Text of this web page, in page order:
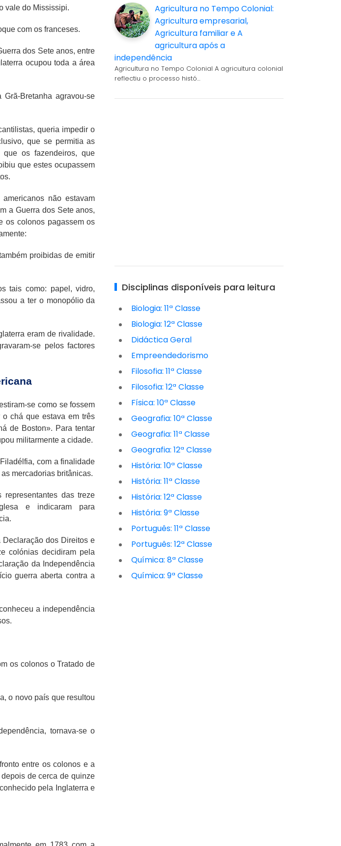
vale do Mississipi.
com os franceses.
dos Sete anos, entre
ocupou toda a área
Bretanha agravou-se
queria impedir o
que se permitia as
os fazendeiros, que
que estes ocupassem
não estavam
a Guerra dos Sete anos,
os colonos pagassem os
proibidas de emitir
tais como: papel, vidro,
a ter o monopólio da
eram de rivalidade.
se pelos factores
se como se fossem
chá que estava em três
de Boston». Para tentar
militarmente a cidade.
com a finalidade
mercadorias britânicas.
das treze
e indicaram para
dos Direitos e
colónias decidiram pela
da Independência
guerra aberta contra a
a independência
os colonos o Tratado de
o novo país que resultou
tornava-se o
entre os colonos e a
de cerca de quinze
pela Inglaterra e
Agricultura no Tempo Colonial:
Agricultura empresarial,
Agricultura familiar e A
agricultura após a
independência
Agricultura no Tempo Colonial A agricultura colonial
reflectiu o processo histó…
Disciplinas disponíveis para leitura
Biologia: 11ª Classe
Biologia: 12ª Classe
Didáctica Geral
Empreendedorismo
Filosofia: 11ª Classe
Filosofia: 12ª Classe
Física: 10ª Classe
Geografia: 10ª Classe
Geografia: 11ª Classe
Geografia: 12ª Classe
História: 10ª Classe
História: 11ª Classe
História: 12ª Classe
História: 9ª Classe
Português: 11ª Classe
Português: 12ª Classe
Química: 8ª Classe
Química: 9ª Classe